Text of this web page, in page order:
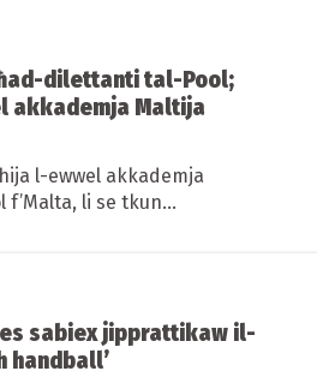
dilettanti tal-Pool;
akkademja Maltija
l-ewwel akkademja
li se tkun
sabiex jipprattikaw il-
handball’